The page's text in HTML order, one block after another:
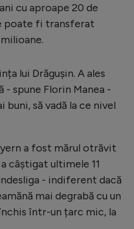
cu aproape 20 de
poate fi transferat
lui Drăgușin. A ales
- spune Florin Manea -
buni, să vadă la ce nivel
a fost mărul otrăvit
câștigat ultimele 11
- indiferent dacă
mai degrabă cu un
într-un țarc mic, la